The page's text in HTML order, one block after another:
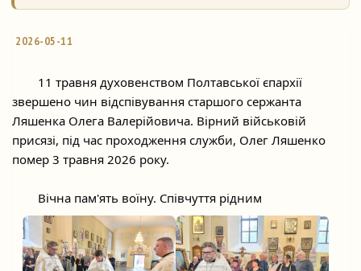
2026-05-11
звершено чин відспівування старшого сержанта
Ляшенка Олега Валерійовича. Вірний військовій
присязі, під час проходження служби, Олег Ляшенко
помер 3 травня 2026 року.
	Вічна пам'ять воїну. Співчуття рідним